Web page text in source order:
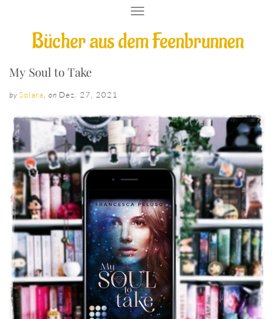
Bücher aus dem Feenbrunnen
T
G
G
A
T
I
O
My Soul to Take
by Solara on Dez. 27, 2021